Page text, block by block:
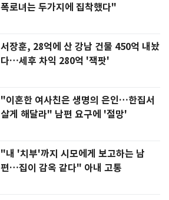
폭로녀는 두가지에 집착했다"
서장훈, 28억에 산 강남 건물 450억 내놨
다…세후 차익 280억 '잭팟'
"이혼한 여사친은 생명의 은인…한집서
살게 해달라" 남편 요구에 '절망'
"내 '치부'까지 시모에게 보고하는 남
편…집이 감옥 같다" 아내 고통